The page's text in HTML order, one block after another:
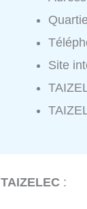
Site
TAIZELEC :